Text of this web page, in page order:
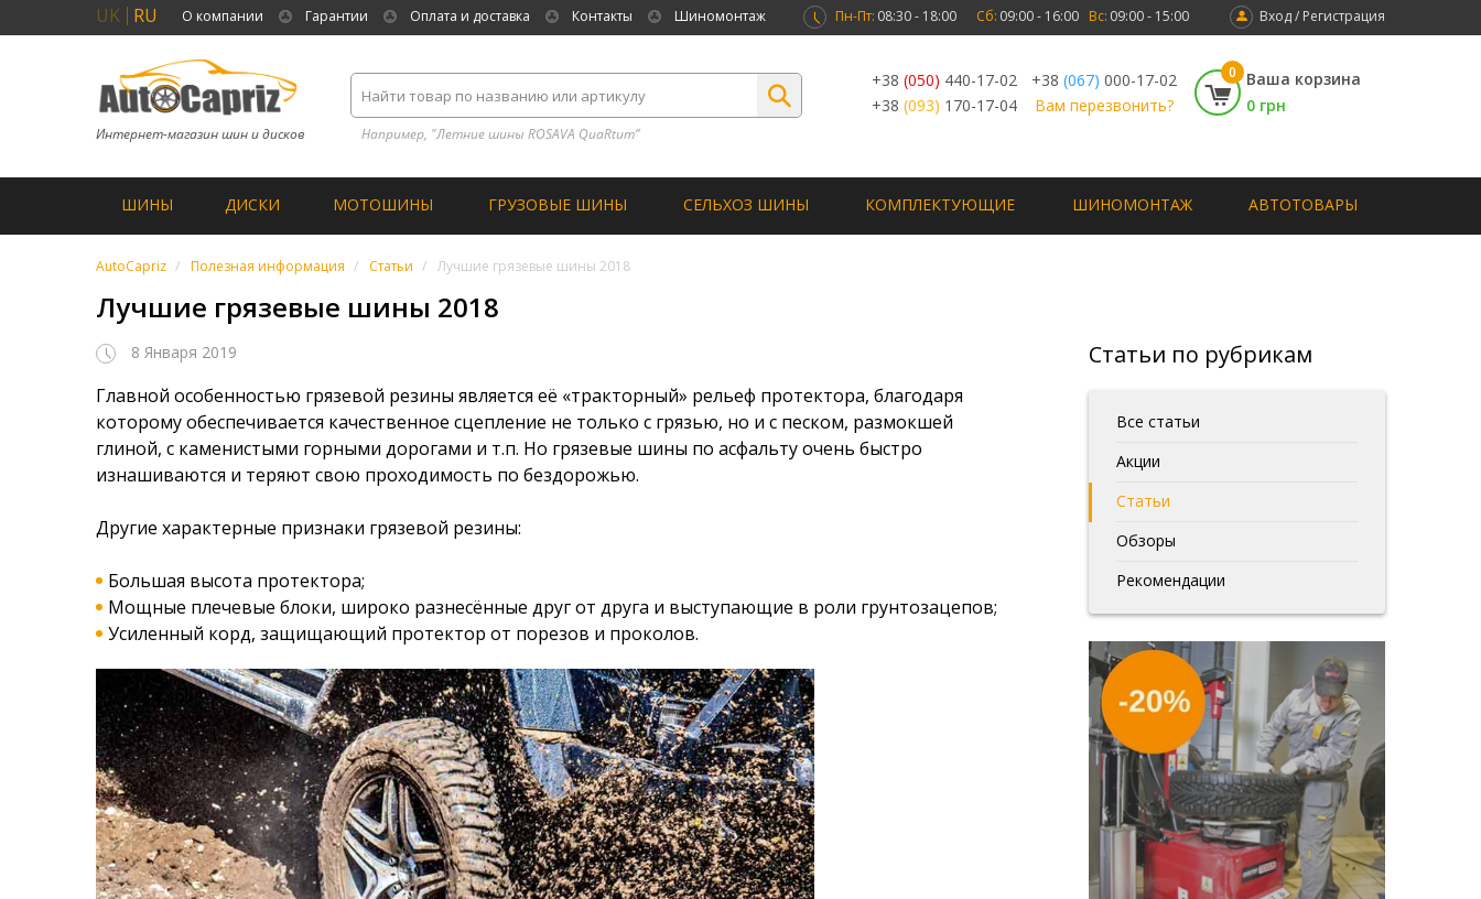
UK RU О компании Гарантии Оплата и доставка Контакты Шиномонтаж Вход / Регистрация
Пн-Пт: 08:30 - 18:00 Сб: 09:00 - 16:00 Вс: 09:00 - 15:00
Интернет-магазин шин и дисков Например, "Летние шины ROSAVA QuaRtum”
+38 (050) 440-17-02 +38 (067) 000-17-02
+38 (093) 170-17-04 Вам перезвонить?
0
Ваша корзина
0 грн
ШИНЫ ДИСКИ МОТОШИНЫ ГРУЗОВЫЕ ШИНЫ СЕЛЬХОЗ ШИНЫ КОМПЛЕКТУЮЩИЕ ШИНОМОНТАЖ АВТОТОВАРЫ
AutoCapriz Полезная информация Статьи Лучшие грязевые шины 2018
Лучшие грязевые шины 2018
8 Января 2019
Главной особенностью грязевой резины является её «тракторный» рельеф протектора, благодаря
которому обеспечивается качественное сцепление не только с грязью, но и с песком, размокшей
глиной, с каменистыми горными дорогами и т.п. Но грязевые шины по асфальту очень быстро
изнашиваются и теряют свою проходимость по бездорожью.
Другие характерные признаки грязевой резины:
Большая высота протектора;
Мощные плечевые блоки, широко разнесённые друг от друга и выступающие в роли грунтозацепов;
Усиленный корд, защищающий протектор от порезов и проколов.
Статьи по рубрикам
Все статьи
Акции
Статьи
Обзоры
Рекомендации